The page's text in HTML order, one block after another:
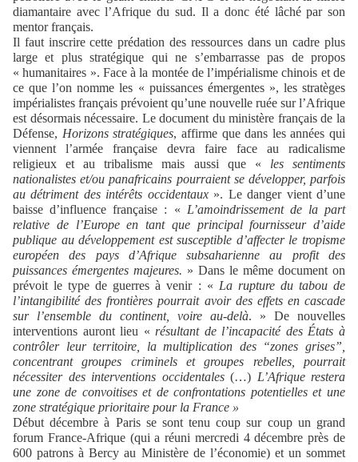
diamantaire avec l’Afrique du sud. Il a donc été lâché par son
mentor français.
Il faut inscrire cette prédation des ressources dans un cadre plus
large et plus stratégique qui ne s’embarrasse pas de propos
« humanitaires ». Face à la montée de l’impérialisme chinois et de
ce que l’on nomme les « puissances émergentes », les stratèges
impérialistes français prévoient qu’une nouvelle ruée sur l’Afrique
est désormais nécessaire. Le document du ministère français de la
Défense, Horizons stratégiques, affirme que dans les années qui
viennent l’armée française devra faire face au radicalisme
religieux et au tribalisme mais aussi que « les sentiments
nationalistes et/ou panafricains pourraient se développer, parfois
au détriment des intérêts occidentaux». Le danger vient d’une
baisse d’influence française : « L’amoindrissement de la part
relative de l’Europe en tant que principal fournisseur d’aide
publique au développement est susceptible d’affecter le tropisme
européen des pays d’Afrique subsaharienne au profit des
puissances émergentes majeures. » Dans le même document on
prévoit le type de guerres à venir : « La rupture du tabou de
l’intangibilité des frontières pourrait avoir des effets en cascade
sur l’ensemble du continent, voire au-delà. » De nouvelles
interventions auront lieu « résultant de l’incapacité des États à
contrôler leur territoire, la multiplication des “zones grises”,
concentrant groupes criminels et groupes rebelles, pourrait
nécessiter des interventions occidentales(…) L’Afrique restera
une zone de convoitises et de confrontations potentielles et une
zone stratégique prioritaire pour la France »
Début décembre à Paris se sont tenu coup sur coup un grand
forum France-Afrique (qui a réuni mercredi 4 décembre près de
600 patrons à Bercy au Ministère de l’économie) et un sommet